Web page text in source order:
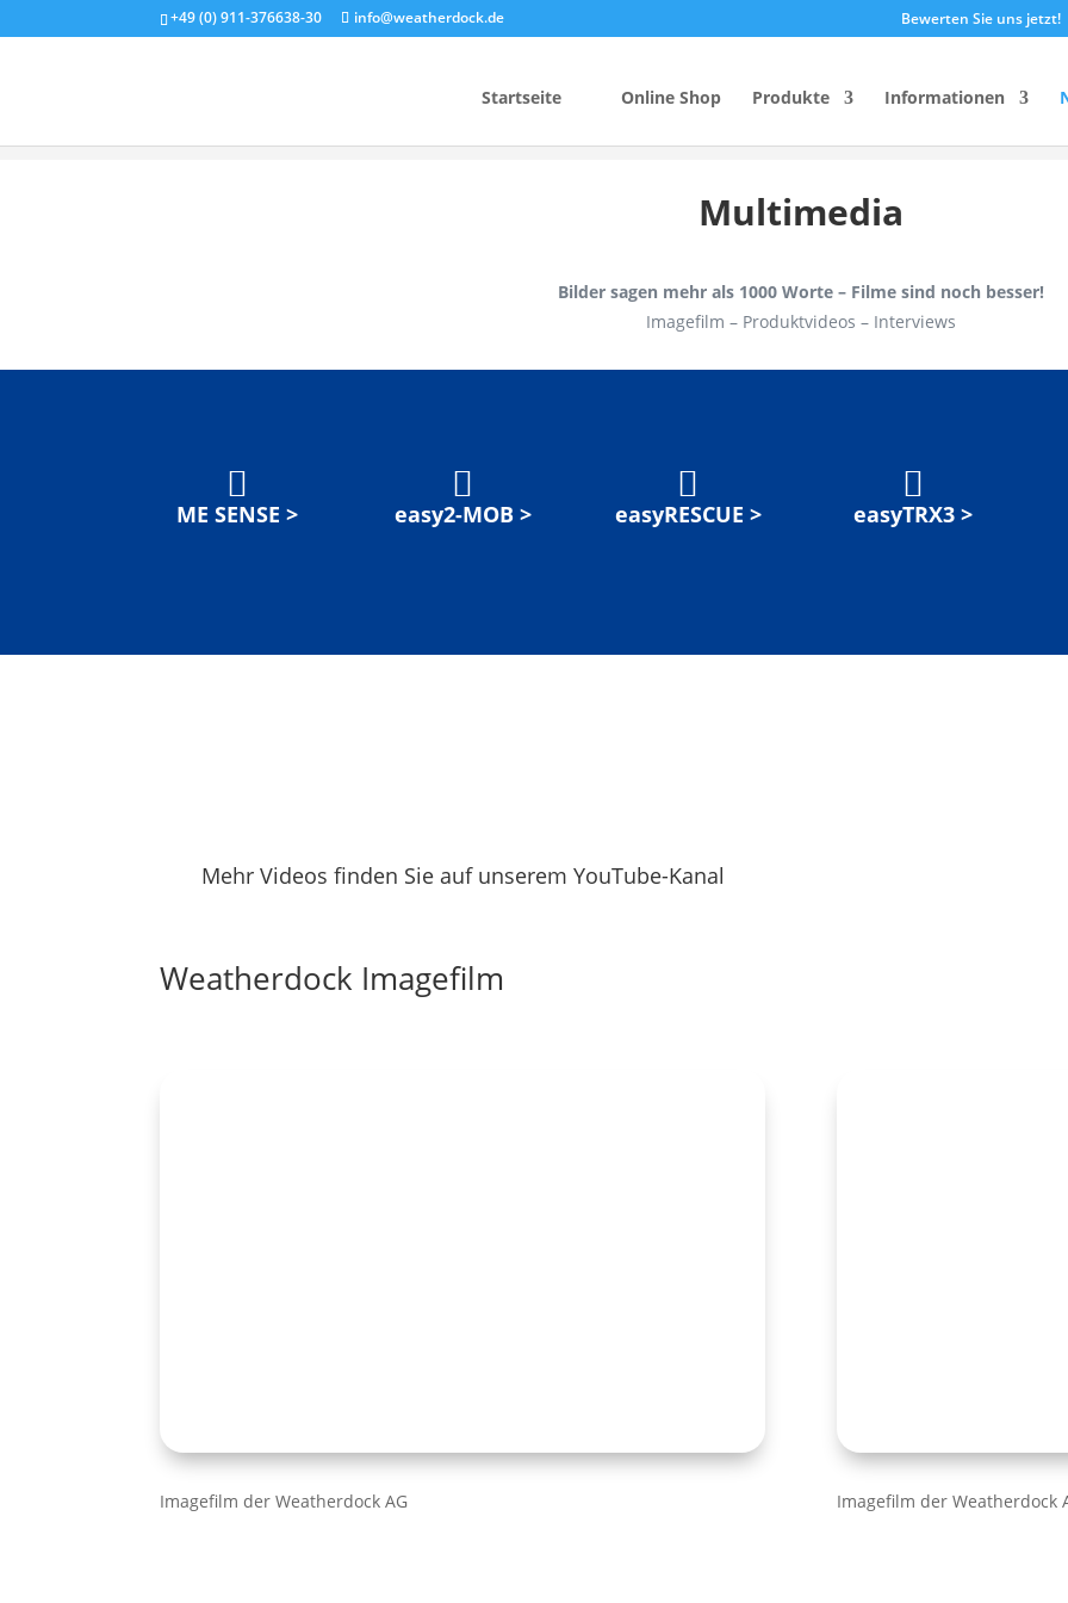
+49 (0) 911-376638-30 info@weatherdock.de Bewerten Sie uns jetzt!
Startseite Online Shop Produkte Informationen
Multimedia
Bilder sagen mehr als 1000 Worte – Filme sind noch besser!
Imagefilm – Produktvideos – Interviews

ME SENSE >

easy2-MOB >

easyRESCUE >

easyTRX3 >
Mehr Videos finden Sie auf unserem YouTube-Kanal
Weatherdock Imagefilm
Imagefilm der Weatherdock AG Imagefilm der Weatherdock